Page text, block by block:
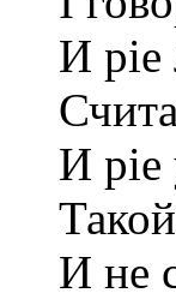
И pie
И pie
И не